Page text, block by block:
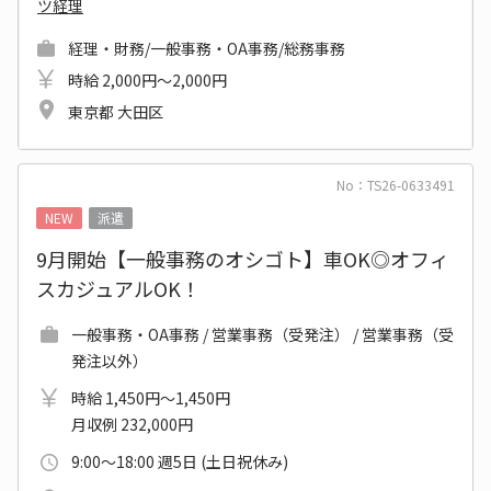
ツ経理
経理・財務/一般事務・OA事務/総務事務
時給 2,000円～2,000円
東京都 大田区
No：TS26-0633491
NEW
派遣
9月開始【一般事務のオシゴト】車OK◎オフィ
スカジュアルOK！
一般事務・OA事務 / 営業事務（受発注） / 営業事務（受
発注以外）
時給 1,450円～1,450円
月収例 232,000円
9:00～18:00 週5日 (土日祝休み)